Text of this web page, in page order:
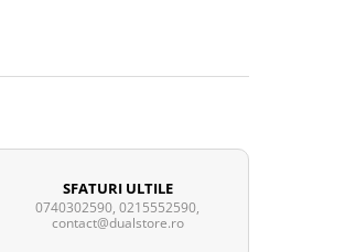
SFATURI ULTILE
0740302590, 0215552590,
contact@dualstore.ro